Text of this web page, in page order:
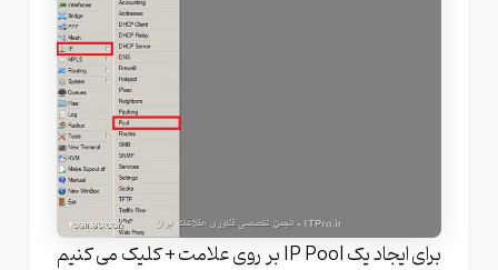
برای ایجاد یک IP Pool بر روی علامت + کلیک می کنیم